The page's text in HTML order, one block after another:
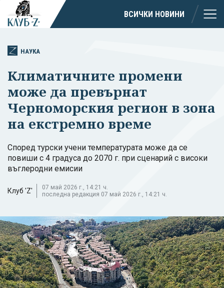
ВСИЧКИ НОВИНИ
НАУКА
Климатичните промени
може да превърнат
Черноморския регион в зона
на екстремно време
Според турски учени температурата може да се
повиши с 4 градуса до 2070 г. при сценарий с високи
въглеродни емисии
Клуб 'Z'
07 май 2026 г., 14:21 ч.
последна редакция 07 май 2026 г., 14:21 ч.